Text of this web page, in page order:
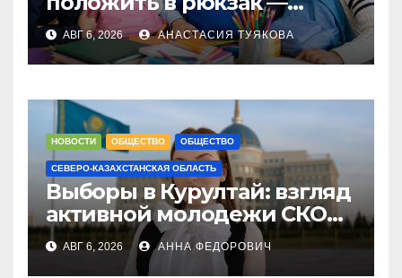
акция «Дорога в школу»
проходит в
Петропавловске
АВГ 6, 2026 АНАСТАСИЯ ТУЯКОВА
НОВОСТИ ОБЩЕСТВО ОБЩЕСТВО
СЕВЕРО-КАЗАХСТАНСКАЯ ОБЛАСТЬ
Выборы в Курултай: взгляд
активной молодежи СКО
на будущее страны
АВГ 6, 2026 АННА ФЕДОРОВИЧ